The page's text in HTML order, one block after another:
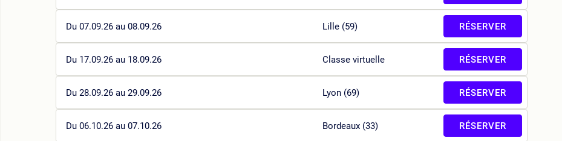
Du 07.09.26 au 08.09.26 Lille (59) RÉSERVER
Du 17.09.26 au 18.09.26 Classe virtuelle RÉSERVER
Du 28.09.26 au 29.09.26 Lyon (69) RÉSERVER
Du 06.10.26 au 07.10.26 Bordeaux (33) RÉSERVER